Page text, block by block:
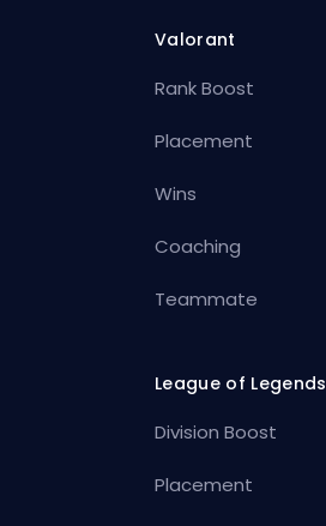
Valorant
Rank Boost
Placement
Wins
Coaching
Teammate
League of Legends
Division Boost
Placement